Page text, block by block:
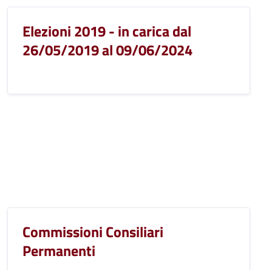
Elezioni 2019 - in carica dal
26/05/2019 al 09/06/2024
Commissioni Consiliari
Permanenti